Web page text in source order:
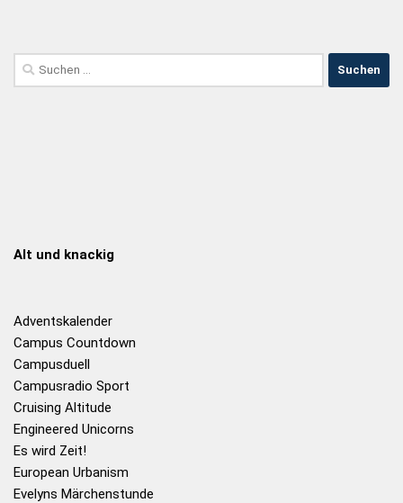
Alt und knackig
Adventskalender
Campus Countdown
Campusduell
Campusradio Sport
Cruising Altitude
Engineered Unicorns
Es wird Zeit!
European Urbanism
Evelyns Märchenstunde